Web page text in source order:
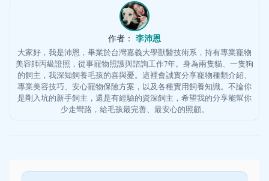
作者： 李沛恩
大家好，我是沛恩，畢業於台灣嘉義大學獸醫技術系，持有專業寵物
美容師丙級證照，從事寵物照護與諮詢工作7年。身為兩隻貓、一隻狗
的飼主，我深知飼養毛孩的喜與憂。這裡會誠實分享寵物種類介紹、
專業美容技巧、安心寵物保險方案，以及各種實用飼養知識。不論你
是剛入坑的新手飼主，還是有經驗的資深飼主，希望我的分享能幫你
少走彎路，給毛孩最完善、最安心的照顧。